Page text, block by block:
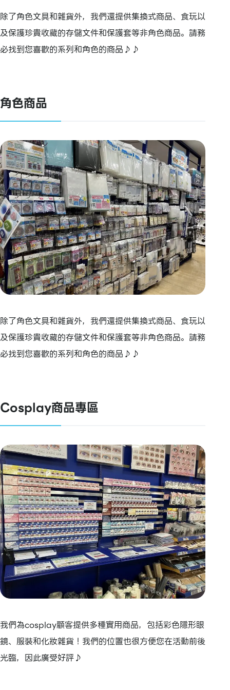
除了角色文具和雜貨外，我們還提供集換式商品、食玩以
及保護珍貴收藏的存儲文件和保護套等非角色商品。請務
必找到您喜歡的系列和角色的商品♪♪
角色商品
除了角色文具和雜貨外，我們還提供集換式商品、食玩以
及保護珍貴收藏的存儲文件和保護套等非角色商品。請務
必找到您喜歡的系列和角色的商品♪♪
Cosplay商品專區
我們為cosplay顧客提供多種實用商品，包括彩色隱形眼
鏡、服裝和化妝雜貨！我們的位置也很方便您在活動前後
光臨，因此廣受好評♪